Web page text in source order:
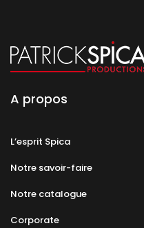
A propos
L’esprit Spica
Notre savoir-faire
Notre catalogue
Corporate